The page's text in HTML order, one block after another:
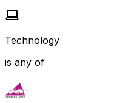
Technology
is any of